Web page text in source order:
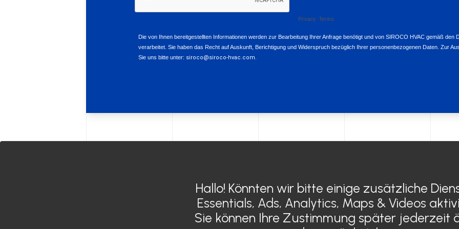
Kühlung
Elektroklimaanlage
Wasserheizungen
Hallo! Könnten wir bitte einige zusätzliche
Essentials, Ads, Analytics, Maps & Videos
Sie können Ihre Zustimmung später jederzeit